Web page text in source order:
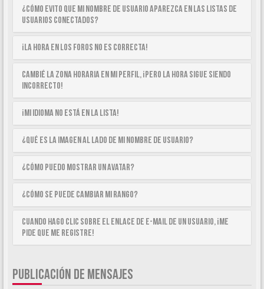
¿Cómo evito que mi nombre de usuario aparezca en las listas de
usuarios conectados?
¡La hora en los foros no es correcta!
Cambié la zona horaria en mi perfil, ¡pero la hora sigue siendo
incorrecto!
¡Mi idioma no está en la lista!
¿Qué es la imagen al lado de mi nombre de usuario?
¿Cómo puedo mostrar un avatar?
¿Cómo se puede cambiar mi rango?
Cuando hago clic sobre el enlace de e-mail de un usuario, ¡me
pide que me registre!
PUBLICACIÓN DE MENSAJES